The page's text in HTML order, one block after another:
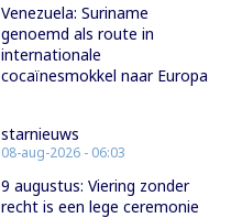
Venezuela: Suriname
genoemd als route in
internationale
cocaïnesmokkel naar Europa
starnieuws
08-aug-2026 - 06:03
9 augustus: Viering zonder
recht is een lege ceremonie